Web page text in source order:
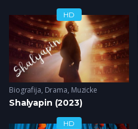
HD
Biografija, Drama, Muzicke
Shalyapin (2023)
HD